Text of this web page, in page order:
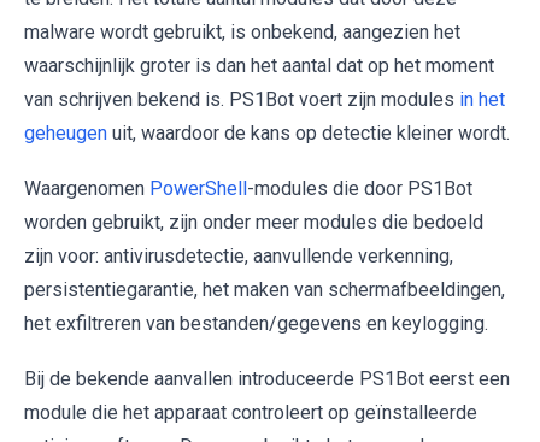
malware wordt gebruikt, is onbekend, aangezien het
waarschijnlijk groter is dan het aantal dat op het moment
van schrijven bekend is. PS1Bot voert zijn modules in het
geheugen uit, waardoor de kans op detectie kleiner wordt.
Waargenomen PowerShell-modules die door PS1Bot
worden gebruikt, zijn onder meer modules die bedoeld
zijn voor: antivirusdetectie, aanvullende verkenning,
persistentiegarantie, het maken van schermafbeeldingen,
het exfiltreren van bestanden/gegevens en keylogging.
Bij de bekende aanvallen introduceerde PS1Bot eerst een
module die het apparaat controleert op geïnstalleerde